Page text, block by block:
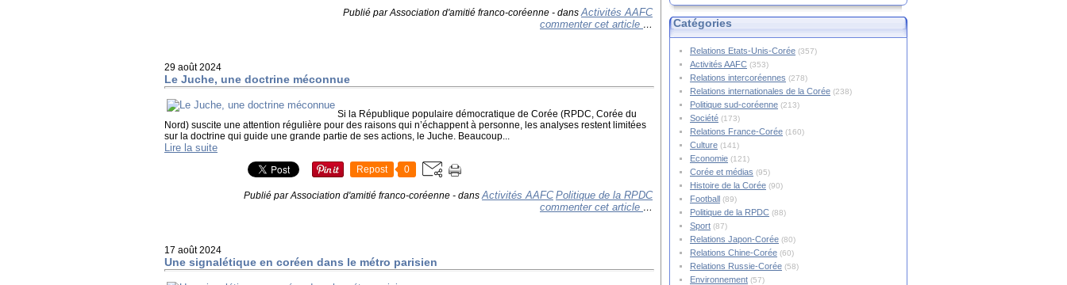
Publié par Association d'amitié franco-coréenne - dansActivités AAFC
commenter cet article …
29 août 2024
Le Juche, une doctrine méconnue
Si la République populaire démocratique de Corée (RPDC, Corée du
Nord) suscite une attention régulière pour des raisons qui n’échappent à personne, les analyses restent limitées
sur la doctrine qui guide une grande partie de ses actions, le Juche. Beaucoup...
Lire la suite
Repost 0
Publié par Association d'amitié franco-coréenne - dansActivités AAFC Politique de la RPDC
commenter cet article …
17 août 2024
Une signalétique en coréen dans le métro parisien
Catégories
Relations Etats-Unis-Corée (357)
Activités AAFC (353)
Relations intercoréennes (278)
Relations internationales de la Corée (238)
Politique sud-coréenne (213)
Société (173)
Relations France-Corée (160)
Culture (141)
Economie (121)
Corée et médias (95)
Histoire de la Corée (90)
Football (89)
Politique de la RPDC (88)
Sport (87)
Relations Japon-Corée (80)
Relations Chine-Corée (60)
Relations Russie-Corée (58)
Environnement (57)